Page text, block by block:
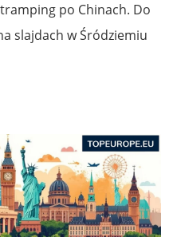
po Chinach. Do
slajdach w Śródziemiu